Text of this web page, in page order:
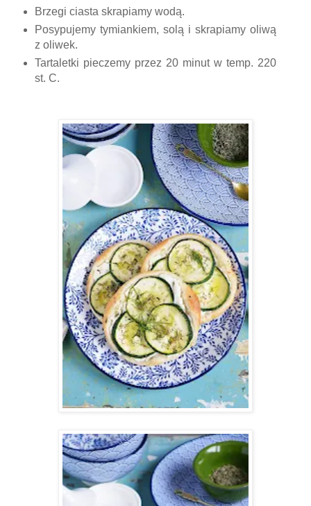
Brzegi ciasta skrapiamy wodą.
Posypujemy tymiankiem, solą i skrapiamy oliwą
z oliwek.
Tartaletki pieczemy przez 20 minut w temp. 220
st. C.